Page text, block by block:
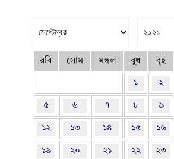
রবি সোম মঙ্গল বুধ বৃহ
১ ২
৫ ৬ ৭ ৮ ৯
১২ ১৩ ১৪ ১৫ ১৬
১৯ ২০ ২১ ২২ ২৩